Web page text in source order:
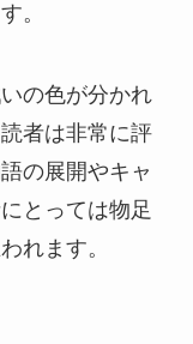
。
の色が分かれ
者は非常に評
の展開やキャ
とっては物足
れます。